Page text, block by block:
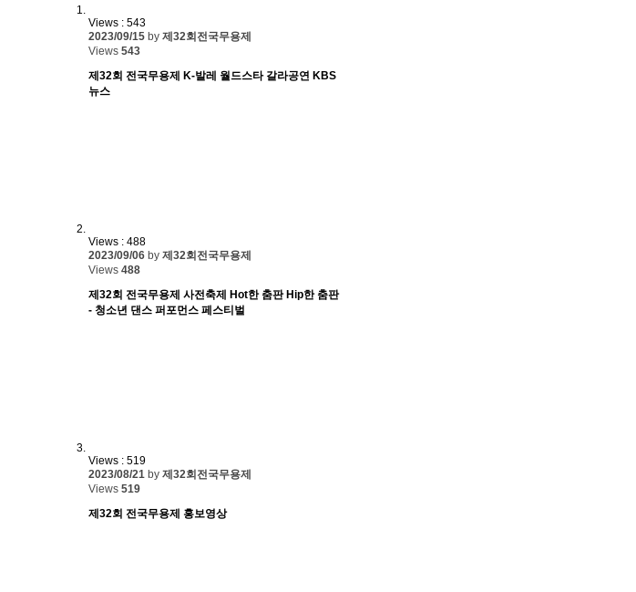
Views : 543
2023/09/15 by 제32회전국무용제
Views 543
제32회 전국무용제 K-발레 월드스타 갈라공연 KBS
뉴스
Views : 488
2023/09/06 by 제32회전국무용제
Views 488
제32회 전국무용제 사전축제 Hot한 춤판 Hip한 춤판
- 청소년 댄스 퍼포먼스 페스티벌
Views : 519
2023/08/21 by 제32회전국무용제
Views 519
제32회 전국무용제 홍보영상